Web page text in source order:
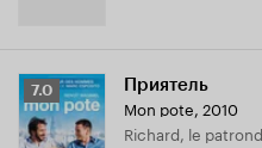
Рейтинг
Кинопоиска
7.0
7.0 Приятель
Mon pote, 2010
Richard, le